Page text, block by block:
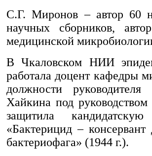
С.Г. Миронов – автор 60
научных сборников,
медицинской
В Чкаловском НИИ
работала доцент кафедры
должности
Хайкина под
защитила
«Бактерицид – консервант
бактериофага» (1944 г.).